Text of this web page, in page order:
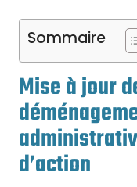
Sommaire
Mise à jour
d’action